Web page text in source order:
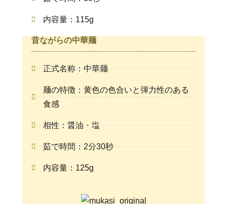
内容量：115g
昔ながらの中華麺
正式名称：中華麺
麺の特徴：黄色の色合いと弾力性のある
食感
相性：醤油・塩
茹で時間：2分30秒
内容量：125g